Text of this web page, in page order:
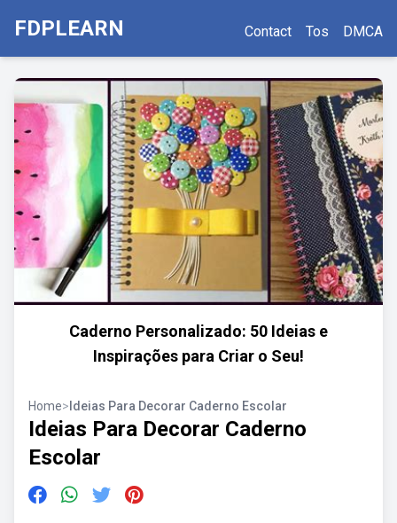
FDPLEARN Contact Tos DMCA
Caderno Personalizado: 50 Ideias e
Inspirações para Criar o Seu!
Home> Ideias Para Decorar Caderno Escolar
Ideias Para Decorar Caderno
Escolar